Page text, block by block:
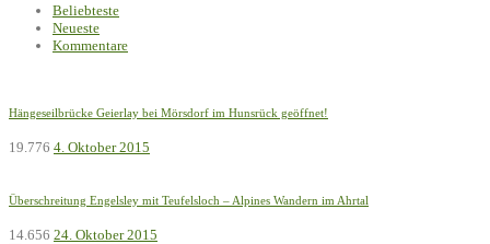
Beliebteste
Neueste
Kommentare
Hängeseilbrücke Geierlay bei Mörsdorf im Hunsrück geöffnet!
19.776 4. Oktober 2015
Überschreitung Engelsley mit Teufelsloch – Alpines Wandern im Ahrtal
14.656 24. Oktober 2015